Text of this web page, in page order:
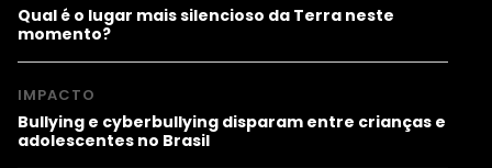
Qual é o lugar mais silencioso da Terra neste
momento?
IMPACTO
Bullying e cyberbullying disparam entre crianças e
adolescentes no Brasil